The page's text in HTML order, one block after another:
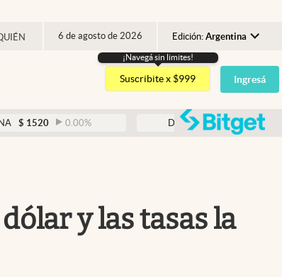
6 de agosto de 2026 Edición: Argentina
Argentina
España
USA
¡Navegá sin limites!
Suscribite x $999 Ingresá
0.00% DÓLAR BLUE $ 1530 -0.65%
y las tasas la